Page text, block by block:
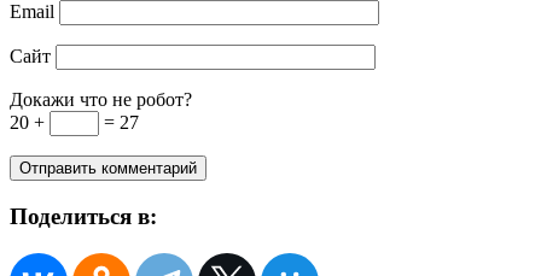
Email
Сайт
Докажи что не робот?
20 +
= 27
Поделиться в: